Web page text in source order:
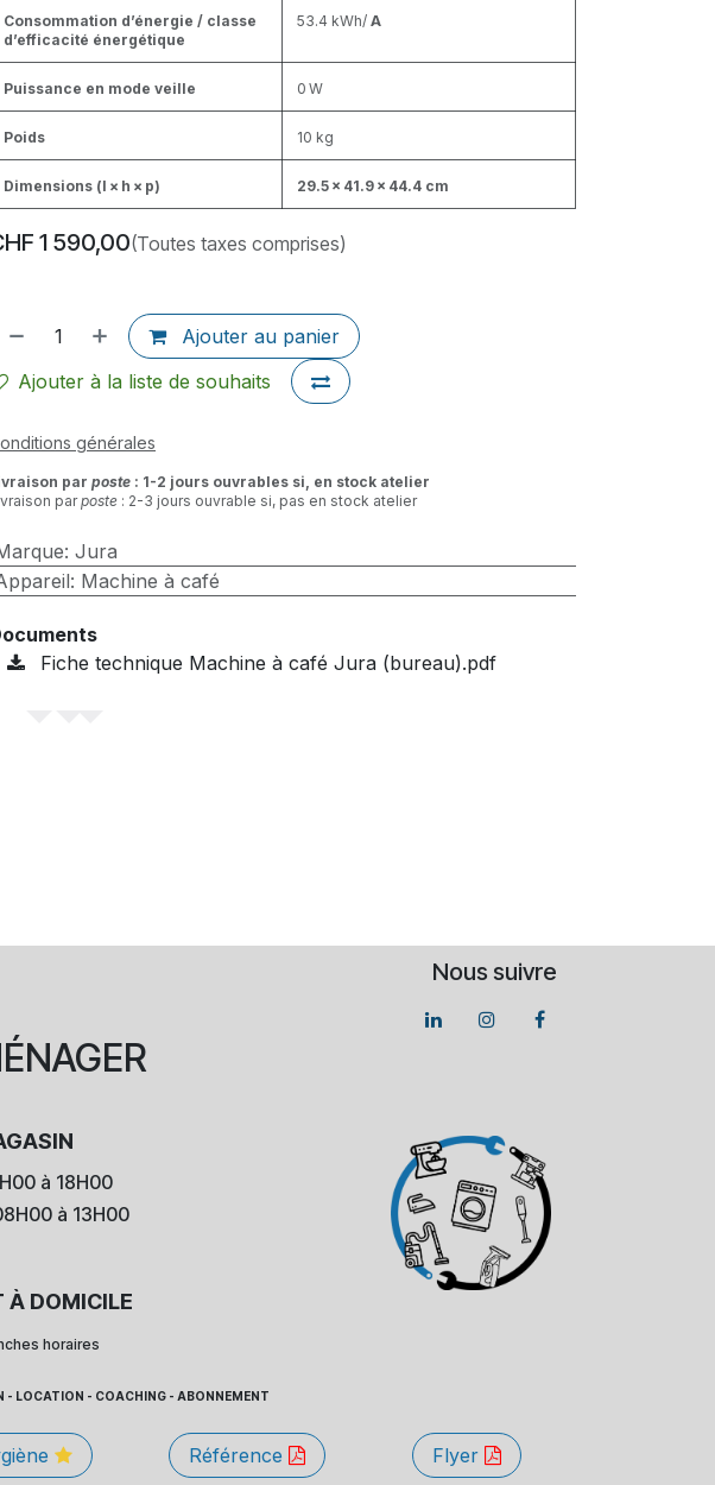
Consommation d’énergie / classe
d’efficacité énergétique
53.4 kWh/ A
Puissance en mode veille 0 W
Poids 10 kg
Dimensions (l × h × p) 29.5 × 41.9 × 44.4 cm
1 590,00(Toutes taxes comprises)
Ajouter au panier
Ajouter à la liste de souhaits
générales
par poste : 1-2 jours ouvrables si, en stock atelier
parposte : 2-3 jours ouvrable si, pas en stock atelier
: Jura
: Machine à café
Fiche technique Machine à café Jura (bureau).pdf
Nous suivre
à 18H00
à 13H00
À DOMICILE
horaires
- LOCATION - COACHING - ABONNEMENT
Référence Flyer